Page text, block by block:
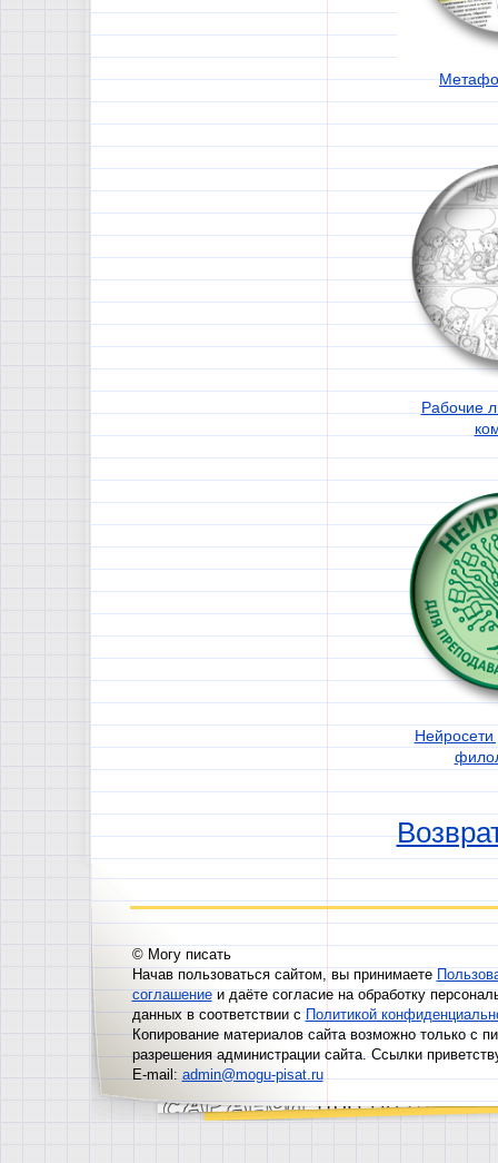
Рабочие
Нейросети
© Могу писать
Начав пользоваться сайтом, вы принимаете
соглашениеи даёте согласие на обработку
данных в соответствии сПолитикой
Копирование материалов сайта возможно только с
разрешения администрации сайта. Ссылки
E-mail:admin@mogu-pisat.ru